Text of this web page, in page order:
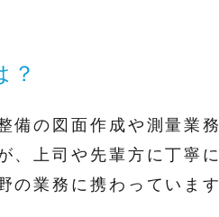
？
備の図面作成や測量業
、上司や先輩方に丁寧
の業務に携わっていま